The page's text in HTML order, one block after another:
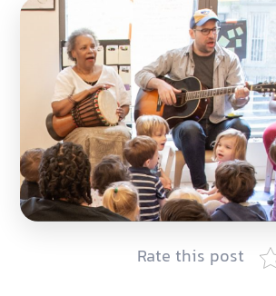
Rate this post